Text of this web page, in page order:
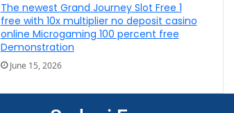
The newest Grand Journey Slot Free 1
free with 10x multiplier no deposit casino
online Microgaming 100 percent free
Demonstration
June 15, 2026